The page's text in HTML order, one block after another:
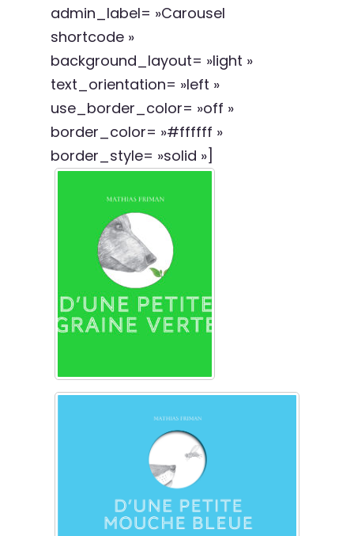
admin_label= »Carousel
shortcode »
background_layout= »light »
text_orientation= »left »
use_border_color= »off »
border_color= »#ffffff »
border_style= »solid »]